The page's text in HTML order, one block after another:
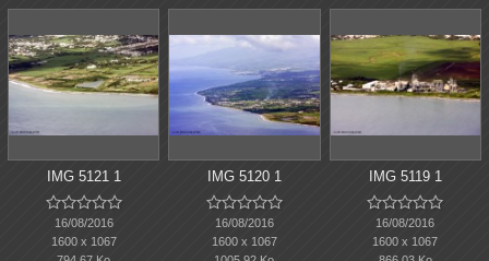
IMG 5121 1

16/08/2016
1600 x 1067
IMG 5120 1

16/08/2016
1600 x 1067
IMG 5119 1

16/08/2016
1600 x 1067